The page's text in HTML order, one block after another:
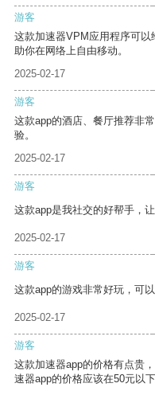
游客
这款加速器VPM应用程序可
助你在网络上自由移动。
2025-02-17
游客
这款app的酒店、餐厅推荐非
验。
2025-02-17
游客
这款app是我社交的好帮手，
2025-02-17
游客
这款app的游戏非常好玩，可以
2025-02-17
游客
这款加速器app的价格有点贵
速器app的价格应该在50元以